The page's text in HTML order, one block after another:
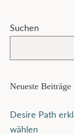
Suchen
Neueste Beiträge
Desire Path
wählen